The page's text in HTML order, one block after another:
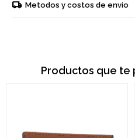
Metodos y costos de envío
Productos que te